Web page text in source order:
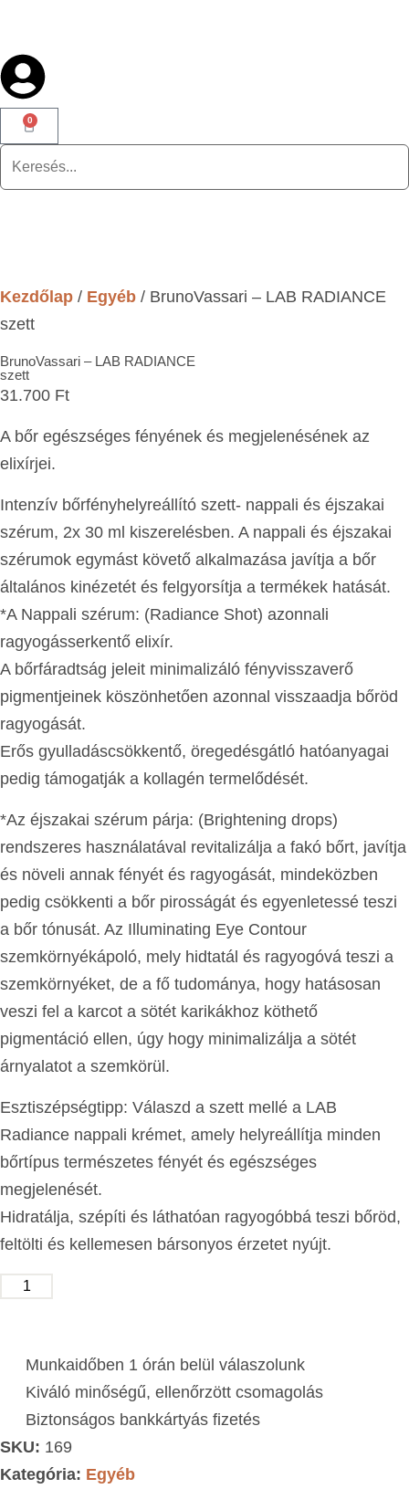
0
Kezdőlap / Egyéb / BrunoVassari – LAB RADIANCE
szett
BrunoVassari – LAB RADIANCE
szett
31.700 Ft
A bőr egészséges fényének és megjelenésének az
elixírjei.
Intenzív bőrfényhelyreállító szett- nappali és éjszakai
szérum, 2x 30 ml kiszerelésben. A nappali és éjszakai
szérumok egymást követő alkalmazása javítja a bőr
általános kinézetét és felgyorsítja a termékek hatását.
*A Nappali szérum: (Radiance Shot) azonnali
ragyogásserkentő elixír.
A bőrfáradtság jeleit minimalizáló fényvisszaverő
pigmentjeinek köszönhetően azonnal visszaadja bőröd
ragyogását.
Erős gyulladáscsökkentő, öregedésgátló hatóanyagai
pedig támogatják a kollagén termelődését.
*Az éjszakai szérum párja: (Brightening drops)
rendszeres használatával revitalizálja a fakó bőrt, javítja
és növeli annak fényét és ragyogását, mindeközben
pedig csökkenti a bőr pirosságát és egyenletessé teszi
a bőr tónusát. Az Illuminating Eye Contour
szemkörnyékápoló, mely hidtatál és ragyogóvá teszi a
szemkörnyéket, de a fő tudománya, hogy hatásosan
veszi fel a karcot a sötét karikákhoz köthető
pigmentáció ellen, úgy hogy minimalizálja a sötét
árnyalatot a szemkörül.
Esztiszépségtipp: Válaszd a szett mellé a LAB
Radiance nappali krémet, amely helyreállítja minden
bőrtípus természetes fényét és egészséges
megjelenését.
Hidratálja, szépíti és láthatóan ragyogóbbá teszi bőröd,
feltölti és kellemesen bársonyos érzetet nyújt.
Munkaidőben 1 órán belül válaszolunk
Kiváló minőségű, ellenőrzött csomagolás
Biztonságos bankkártyás fizetés
SKU: 169
Kategória: Egyéb